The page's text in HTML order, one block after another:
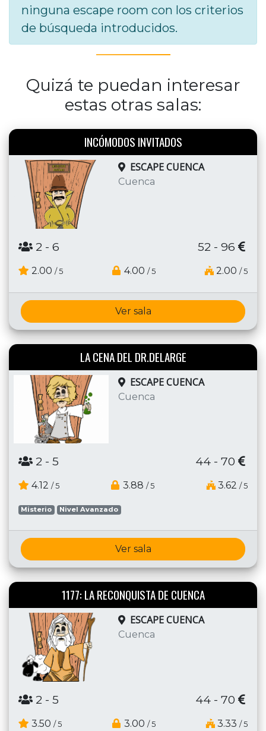
ninguna escape room con los criterios
de búsqueda introducidos.
Quizá te puedan interesar
estas otras salas:
INCÓMODOS INVITADOS
ESCAPE CUENCA
Cuenca
2 - 6 52 - 96
2.00 / 5 4.00 / 5 2.00 / 5
Ver sala
LA CENA DEL DR.DELARGE
ESCAPE CUENCA
Cuenca
2 - 5 44 - 70
4.12 / 5 3.88 / 5 3.62 / 5
Misterio Nivel Avanzado
Ver sala
1177: LA RECONQUISTA DE CUENCA
ESCAPE CUENCA
Cuenca
2 - 5 44 - 70
3.50 / 5 3.00 / 5 3.33 / 5